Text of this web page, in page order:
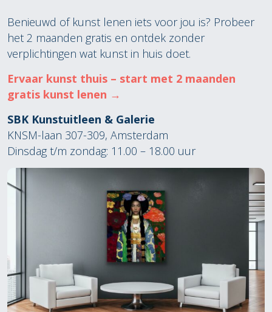
Benieuwd of kunst lenen iets voor jou is? Probeer
het 2 maanden gratis en ontdek zonder
verplichtingen wat kunst in huis doet.
Ervaar kunst thuis – start met 2 maanden
gratis kunst lenen →
SBK Kunstuitleen & Galerie
KNSM-laan 307-309, Amsterdam
Dinsdag t/m zondag: 11.00 – 18.00 uur